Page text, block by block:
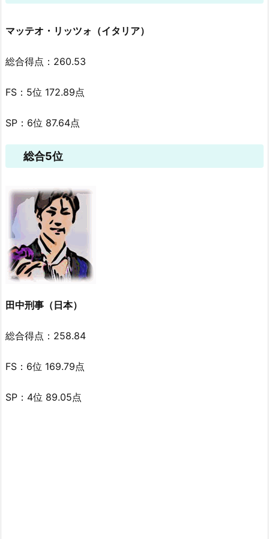
マッテオ・リッツォ（イタリア）
総合得点：260.53
FS：5位 172.89点
SP：6位 87.64点
総合5位
田中刑事（日本）
総合得点：258.84
FS：6位 169.79点
SP：4位 89.05点